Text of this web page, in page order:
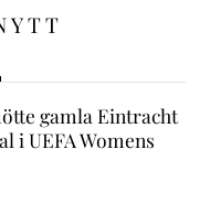
gamla Eintracht
i UEFA Womens